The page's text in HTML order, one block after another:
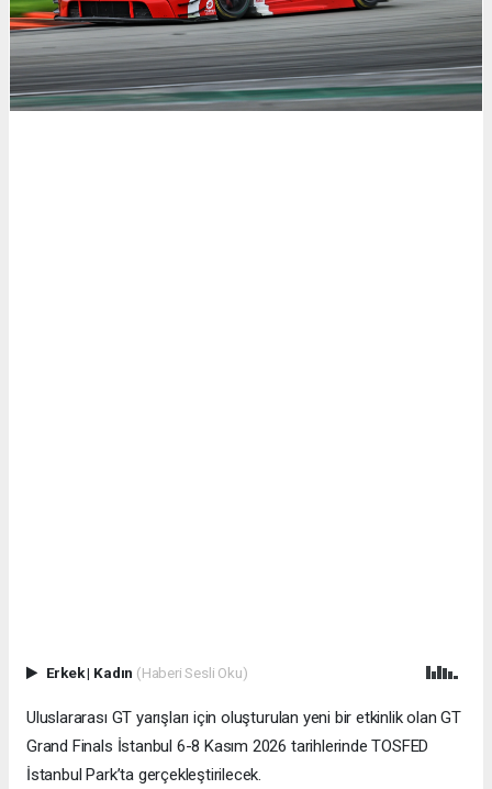
Erkek| Kadın (Haberi Sesli Oku)
Uluslararası GT yarışları için oluşturulan yeni bir etkinlik olan GT
Grand Finals İstanbul 6-8 Kasım 2026 tarihlerinde TOSFED
İstanbul Park’ta gerçekleştirilecek.